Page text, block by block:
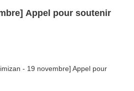
Appel pour soutenir